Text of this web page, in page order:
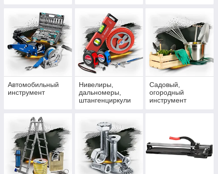
Автомобильный
инструмент
Нивелиры,
дальномеры,
штангенциркули
Садовый,
огородный
инструмент